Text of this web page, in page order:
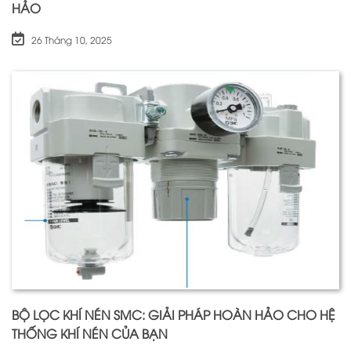
HẢO
26 Tháng 10, 2025
BỘ LỌC KHÍ NÉN SMC: GIẢI PHÁP HOÀN HẢO CHO HỆ
THỐNG KHÍ NÉN CỦA BẠN